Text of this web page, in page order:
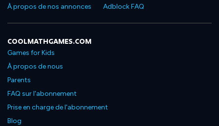
À propos de nos annonces
Adblock FAQ
COOLMATHGAMES.COM
Games for Kids
À propos de nous
Parents
FAQ sur l'abonnement
Prise en charge de l'abonnement
Blog